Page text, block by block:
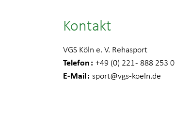
Kontakt
VGS Köln e. V. Rehasport
Telefon +49 (0) 221 - 888 253 0
E-Mail sport@vgs-koeln.de